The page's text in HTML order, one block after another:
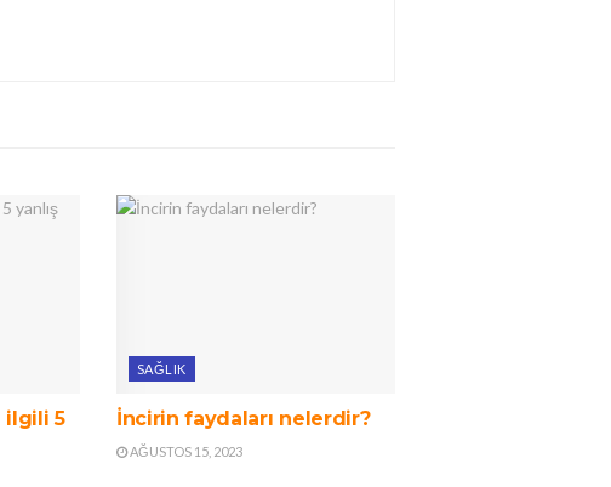
ilgili 5
SAĞLIK
İncirin faydaları nelerdir?
AĞUSTOS 15, 2023